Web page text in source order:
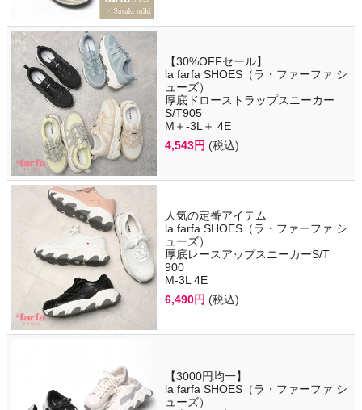
【30%OFFセール】
la farfa SHOES（ラ・ファーファ シ
ューズ）
厚底ドローストラップスニーカー
S/T905
M＋-3L＋ 4E
4,543円 (税込)
人気の定番アイテム
la farfa SHOES（ラ・ファーファ シ
ューズ）
厚底レースアップスニーカーS/T
900
M-3L 4E
6,490円 (税込)
【3000円均一】
la farfa SHOES（ラ・ファーファ シ
ューズ）